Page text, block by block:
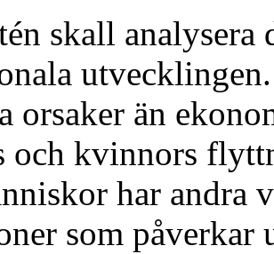
skall analysera
orsaker än
och kvinnors
har andra
som påverkar